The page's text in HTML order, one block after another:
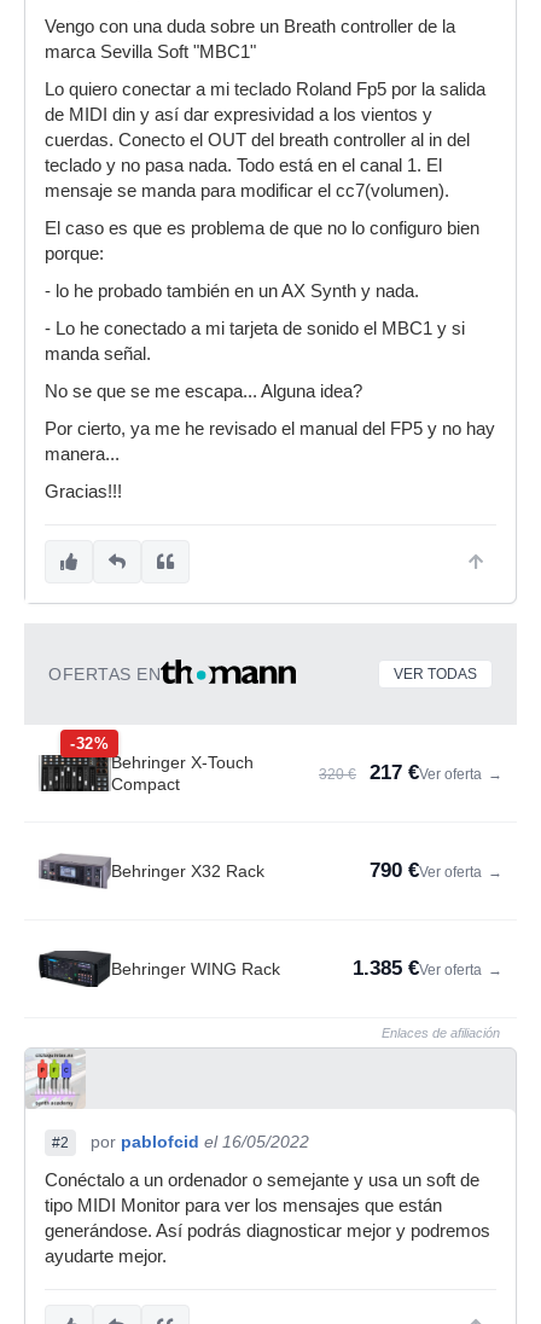
Vengo con una duda sobre un Breath controller de la
marca Sevilla Soft "MBC1"
Lo quiero conectar a mi teclado Roland Fp5 por la salida
de MIDI din y así dar expresividad a los vientos y
cuerdas. Conecto el OUT del breath controller al in del
teclado y no pasa nada. Todo está en el canal 1. El
mensaje se manda para modificar el cc7(volumen).
El caso es que es problema de que no lo configuro bien
porque:
- lo he probado también en un AX Synth y nada.
- Lo he conectado a mi tarjeta de sonido el MBC1 y si
manda señal.
No se que se me escapa... Alguna idea?
Por cierto, ya me he revisado el manual del FP5 y no hay
manera...
Gracias!!!
OFERTAS EN VER TODAS
-32%
Behringer X-Touch
Compact
320 € 217 €Ver oferta →
Behringer X32 Rack 790 €Ver oferta →
Behringer WING Rack 1.385 €Ver oferta →
Enlaces de afiliación
#2 por pablofcid el 16/05/2022
Conéctalo a un ordenador o semejante y usa un soft de
tipo MIDI Monitor para ver los mensajes que están
generándose. Así podrás diagnosticar mejor y podremos
ayudarte mejor.